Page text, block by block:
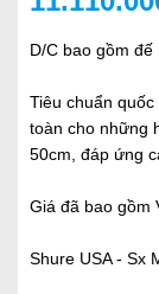
D/C bao gồm đế
Tiêu chuẩn
toàn cho những
50cm, đáp ứng
Giá đã bao gồm
Shure USA - Sx